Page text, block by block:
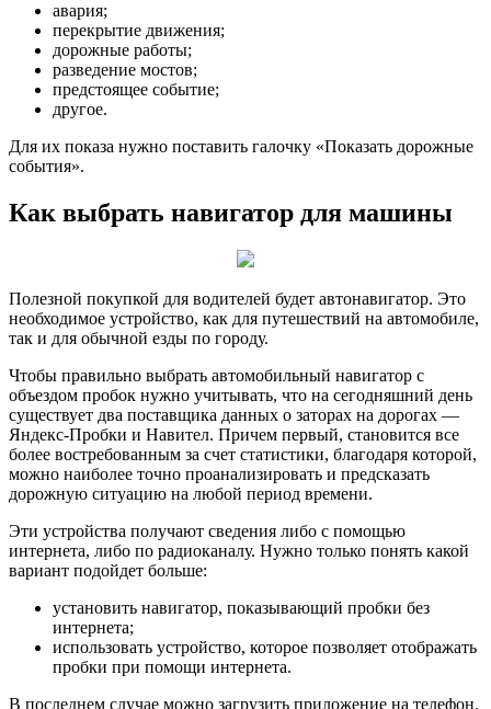
авария;
перекрытие движения;
дорожные работы;
разведение мостов;
предстоящее событие;
другое.
Для их показа нужно поставить галочку «Показать дорожные
события».
Как выбрать навигатор для машины
Полезной покупкой для водителей будет автонавигатор. Это
необходимое устройство, как для путешествий на автомобиле,
так и для обычной езды по городу.
Чтобы правильно выбрать автомобильный навигатор с
объездом пробок нужно учитывать, что на сегодняшний день
существует два поставщика данных о заторах на дорогах —
Яндекс-Пробки и Навител. Причем первый, становится все
более востребованным за счет статистики, благодаря которой,
можно наиболее точно проанализировать и предсказать
дорожную ситуацию на любой период времени.
Эти устройства получают сведения либо с помощью
интернета, либо по радиоканалу. Нужно только понять какой
вариант подойдет больше:
установить навигатор, показывающий пробки без
интернета;
использовать устройство, которое позволяет отображать
пробки при помощи интернета.
В последнем случае можно загрузить приложение на телефон.